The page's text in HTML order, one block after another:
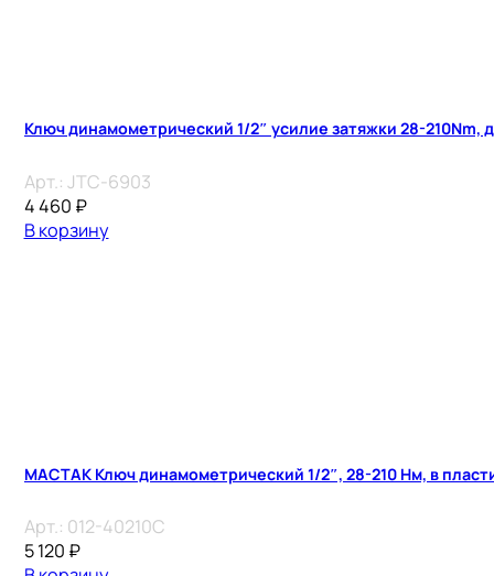
Ключ динамометрический 1/2″ усилие затяжки 28-210Nm,
Арт.: JTC-6903
4 460 ₽
В корзину
МАСТАК Ключ динамометрический 1/2″, 28-210 Нм, в
Арт.: 012-40210C
5 120 ₽